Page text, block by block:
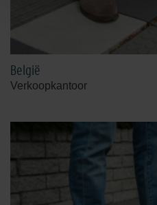
België
Verkoopkantoor